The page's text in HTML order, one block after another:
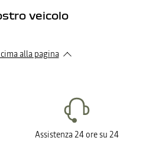
veicolo
alla pagina
Assistenza 24 ore su 24